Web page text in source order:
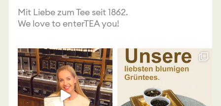
Mit Liebe zum Tee seit 1862.
We love to enterTEA you!